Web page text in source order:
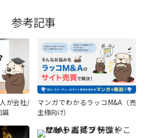
参考記事
が会社/
識
マンガでわかるラッコM&A（売
主様向け）